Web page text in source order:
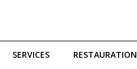
SERVICES RESTAURATION